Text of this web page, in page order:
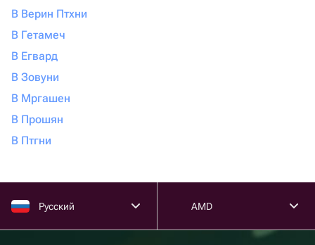
В Верин Птхни
В Гетамеч
В Егвард
В Зовуни
В Мргашен
В Прошян
В Птгни
Русский AMD